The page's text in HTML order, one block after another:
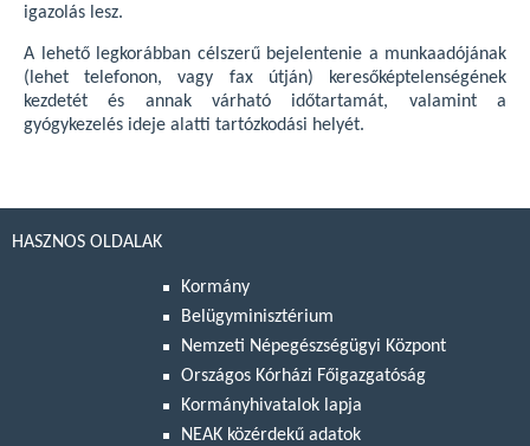
igazolás lesz.
A lehető legkorábban célszerű bejelentenie a munkaadójának
(lehet telefonon, vagy fax útján) keresőképtelenségének
kezdetét és annak várható időtartamát, valamint a
gyógykezelés ideje alatti tartózkodási helyét.
HASZNOS OLDALAK
Kormány
Belügyminisztérium
Nemzeti Népegészségügyi Központ
Országos Kórházi Főigazgatóság
Kormányhivatalok lapja
NEAK közérdekű adatok